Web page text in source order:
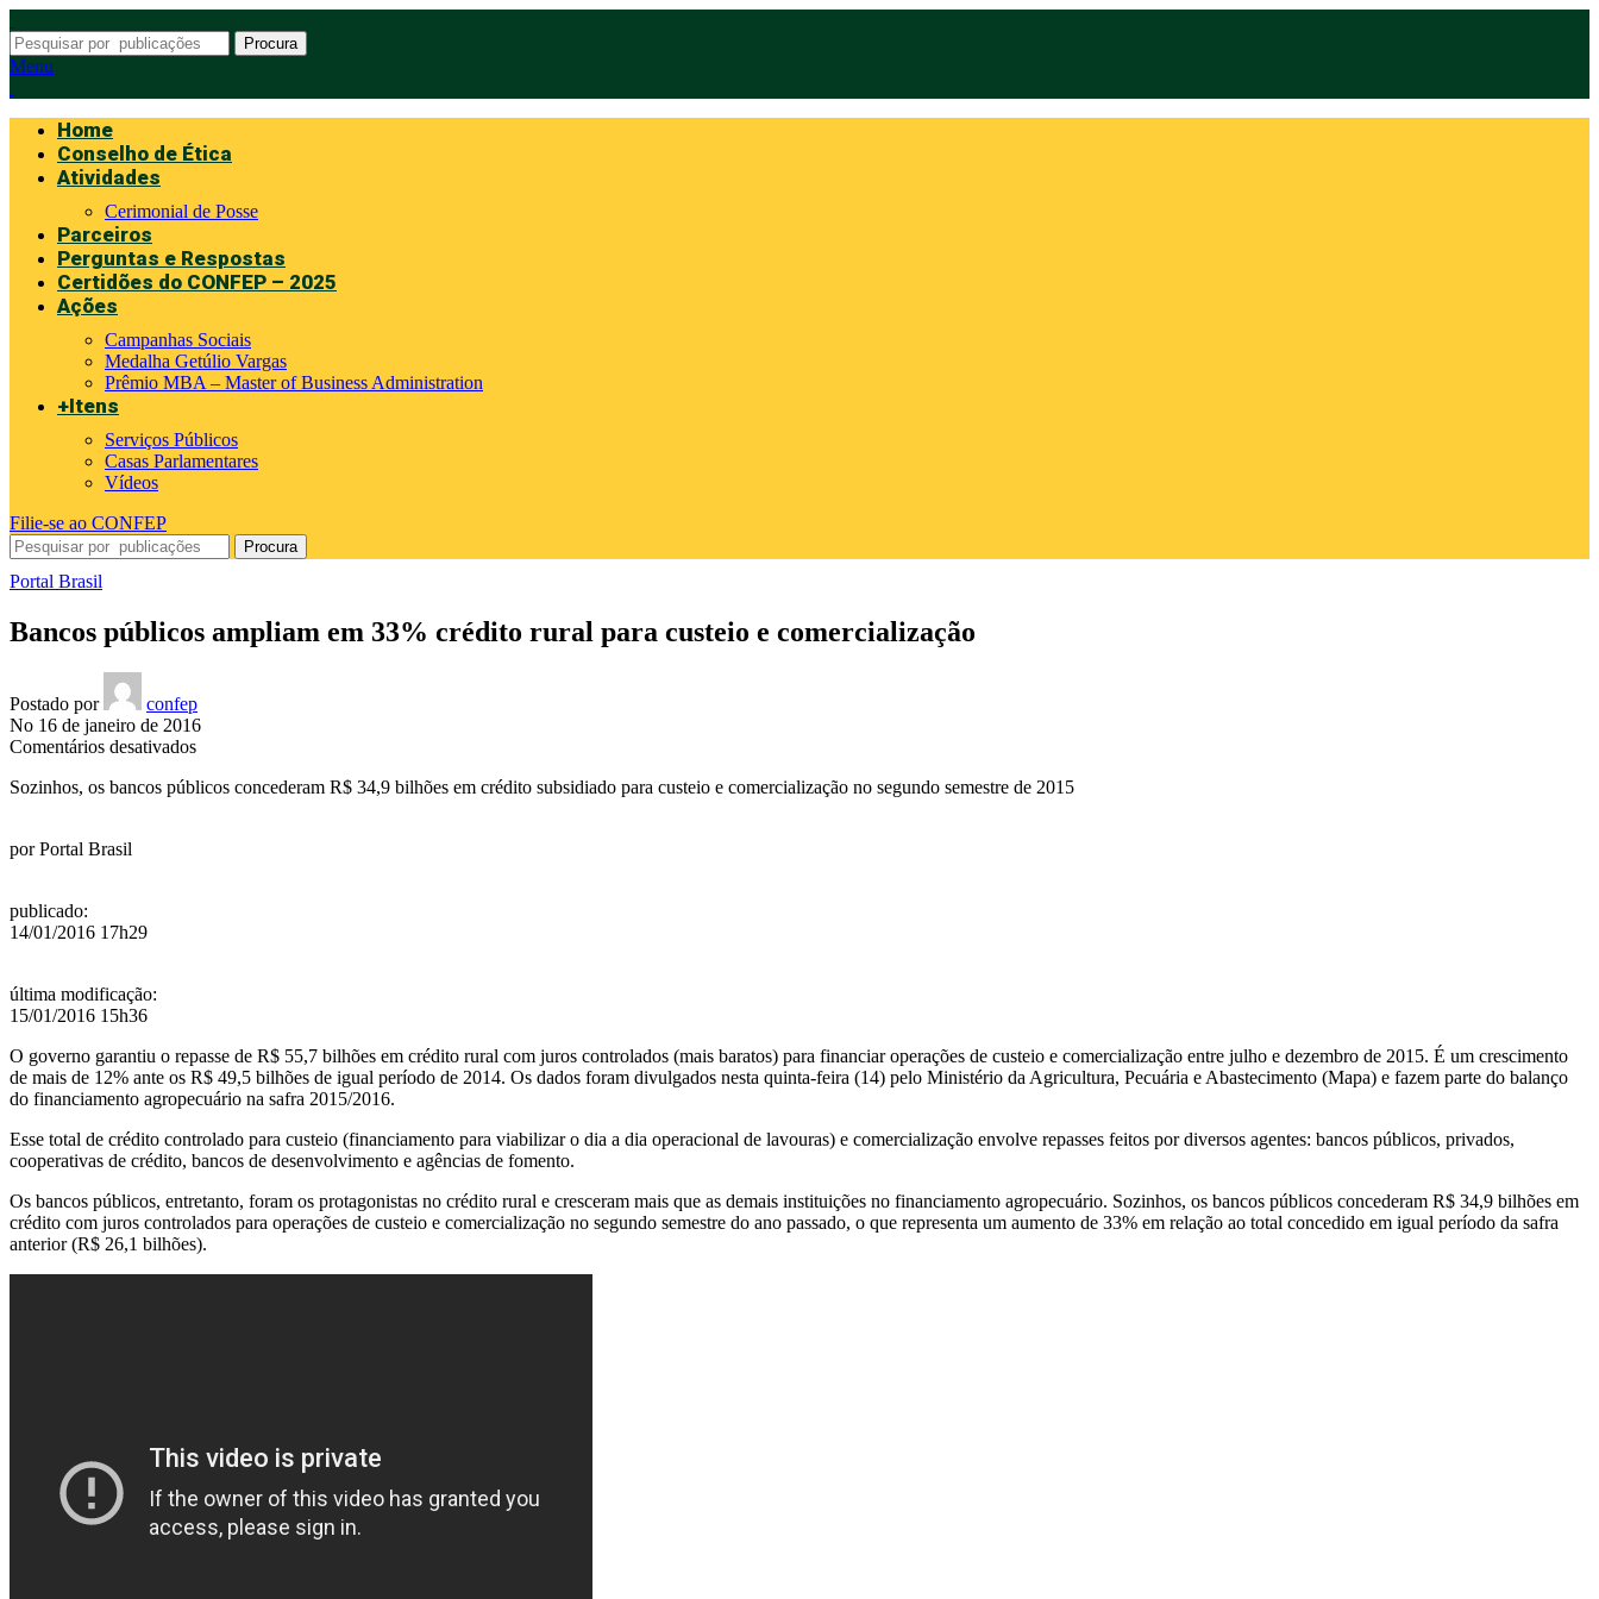
Procura
Menu
Home
Conselho de Ética
Atividades
Cerimonial de Posse
Parceiros
Perguntas e Respostas
Certidões do CONFEP – 2025
Ações
Campanhas Sociais
Medalha Getúlio Vargas
Prêmio MBA – Master of Business Administration
+Itens
Serviços Públicos
Casas Parlamentares
Vídeos
Filie-se ao CONFEP
Procura
Portal Brasil
Bancos públicos ampliam em 33% crédito rural para custeio e comercialização
Postado por
confep
No 16 de janeiro de 2016
Comentários desativadosem
públicos
Sozinhos, os bancos públicos concederam R$ 34,9 bilhões em crédito subsidiado para custeio e comercialização no segundo semestre de 2015
porPortal Brasil
publicado:
14/01/2016 17h29
última modificação:
15/01/2016 15h36
O governo garantiu o repasse de R$ 55,7 bilhões em crédito rural com juros controlados (mais baratos) para financiar operações de custeio e comercialização entre julho e dezembro de 2015. É um crescimento
de mais de 12% ante os R$ 49,5 bilhões de igual período de 2014. Os dados foram divulgados nesta quinta-feira (14) pelo Ministério da Agricultura, Pecuária e Abastecimento (Mapa) e fazem parte do balanço
do financiamento agropecuário na safra 2015/2016.
Esse total de crédito controlado para custeio (financiamento para viabilizar o dia a dia operacional de lavouras) e comercialização envolve repasses feitos por diversos agentes: bancos públicos, privados,
cooperativas de crédito, bancos de desenvolvimento e agências de fomento.
Os bancos públicos, entretanto, foram os protagonistas no crédito rural e cresceram mais que as demais instituições no financiamento agropecuário. Sozinhos, os bancos públicos concederam R$ 34,9 bilhões em
crédito com juros controlados para operações de custeio e comercialização no segundo semestre do ano passado, o que representa um aumento de 33% em relação ao total concedido em igual período da safra
anterior (R$ 26,1 bilhões).